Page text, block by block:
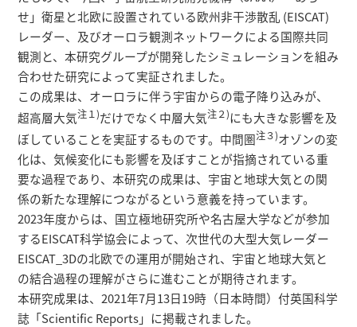
せ」衛星と北欧に設置されている欧州非干渉散乱 (EISCAT)
レーダー、及びオーロラ観測ネットワークによる国際共同
観測と、本研究グループが開発したシミュレーションを組み
合わせた研究によって実証されました。
この成果は、オーロラに伴う宇宙からの電子降り込みが、
超高層大気注１)だけでなく中層大気注２)にも大きな影響を及
ぼしていることを実証するものです。中間圏注３)オゾンの変
化は、気候変化にも影響を及ぼすことが指摘されている重
要な過程であり、本研究の成果は、宇宙と地球大気との関
係の新たな理解につながるという意義を持っています。
2023年度からは、国立極地研究所や名古屋大学などが参加
するEISCAT科学協会によって、次世代の大型大気レーダー
EISCAT_3Dの北欧での運用が開始され、宇宙と地球大気と
の結合過程の理解がさらに進むことが期待されます。
本研究成果は、2021年7月13日19時（日本時間）付英国科学
誌「Scientific Reports」に掲載されました。